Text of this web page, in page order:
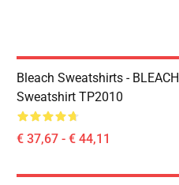
Bleach Sweatshirts - BLEACH
Sweatshirt TP2010
€ 37,67 - € 44,11